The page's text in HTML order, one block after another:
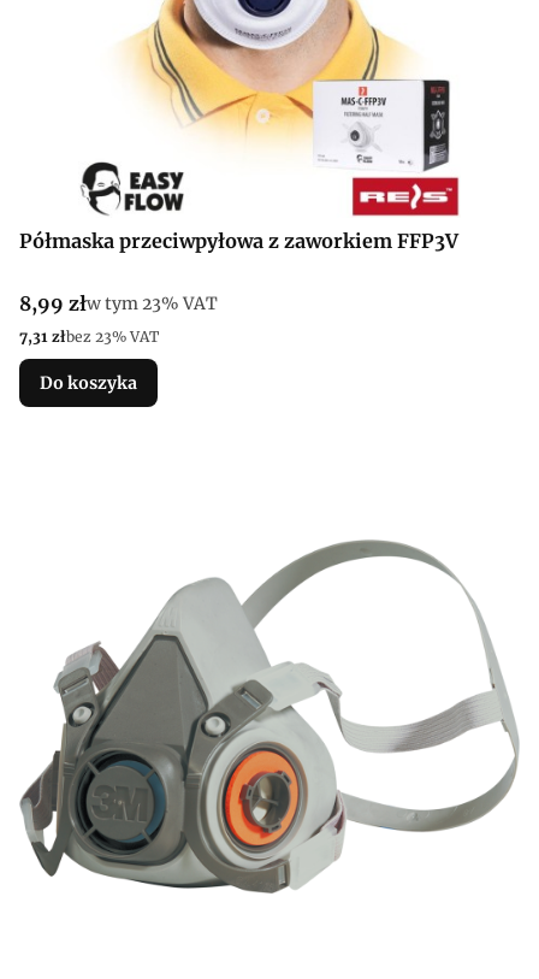
Półmaska przeciwpyłowa z zaworkiem FFP3V
Cena brutto
8,99 złw tym %s VAT
w tym23% VAT
Cena netto
7,31 złbez 23% VAT
Do koszyka